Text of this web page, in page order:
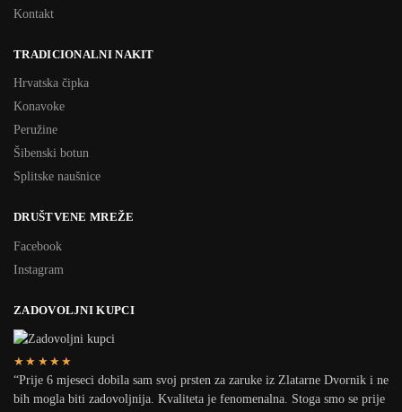
Kontakt
TRADICIONALNI NAKIT
Hrvatska čipka
Konavoke
Peružine
Šibenski botun
Splitske naušnice
DRUŠTVENE MREŽE
Facebook
Instagram
ZADOVOLJNI KUPCI
★★★★★
“Prije 6 mjeseci dobila sam svoj prsten za zaruke iz Zlatarne Dvornik i ne
bih mogla biti zadovoljnija. Kvaliteta je fenomenalna. Stoga smo se prije